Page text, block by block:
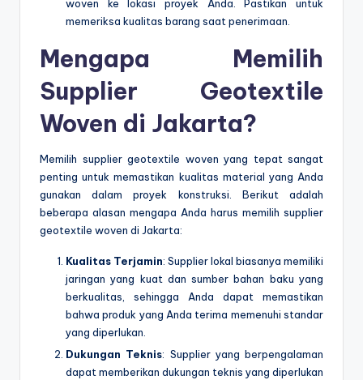
woven ke lokasi proyek Anda. Pastikan untuk
memeriksa kualitas barang saat penerimaan.
Mengapa Memilih
Supplier Geotextile
Woven di Jakarta?
Memilih supplier geotextile woven yang tepat sangat
penting untuk memastikan kualitas material yang Anda
gunakan dalam proyek konstruksi. Berikut adalah
beberapa alasan mengapa Anda harus memilih supplier
geotextile woven di Jakarta:
Kualitas Terjamin: Supplier lokal biasanya memiliki
jaringan yang kuat dan sumber bahan baku yang
berkualitas, sehingga Anda dapat memastikan
bahwa produk yang Anda terima memenuhi standar
yang diperlukan.
Dukungan Teknis: Supplier yang berpengalaman
dapat memberikan dukungan teknis yang diperlukan